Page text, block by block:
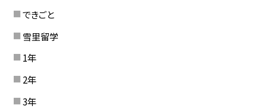
できごと
雪里留学
1年
2年
3年